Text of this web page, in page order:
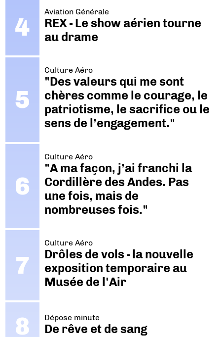
Aviation Générale
REX - Le show aérien tourne
au drame
Culture Aéro
"Des valeurs qui me sont
chères comme le courage, le
patriotisme, le sacrifice ou le
sens de l’engagement."
Culture Aéro
"A ma façon, j’ai franchi la
Cordillère des Andes. Pas
une fois, mais de
nombreuses fois."
Culture Aéro
Drôles de vols - la nouvelle
exposition temporaire au
Musée de l'Air
Dépose minute
De rêve et de sang